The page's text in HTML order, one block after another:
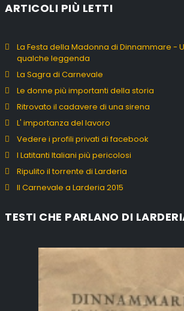
ARTICOLI PIÙ LETTI
La Festa della Madonna di Dinnammare -
qualche leggenda
La Sagra di Carnevale
Le donne più importanti della storia
Ritrovato il cadavere di una sirena
L' importanza del lavoro
Vedere i profili privati di facebook
I Latitanti Italiani più pericolosi
Ripulito il torrente di Larderia
Il Carnevale a Larderia 2015
TESTI CHE PARLANO DI